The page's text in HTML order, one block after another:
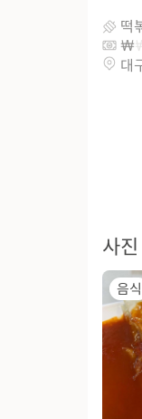
떡
대
사진
음식